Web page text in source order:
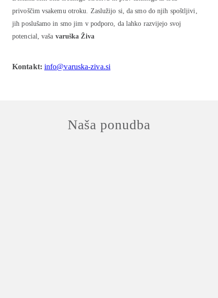
privoščim vsakemu otroku. Zaslužijo si, da smo do njih spoštljivi,
jih poslušamo in smo jim v podporo, da lahko razvijejo svoj
potencial, vaša varuška Živa
Kontakt: info@varuska-ziva.si
Naša ponudba